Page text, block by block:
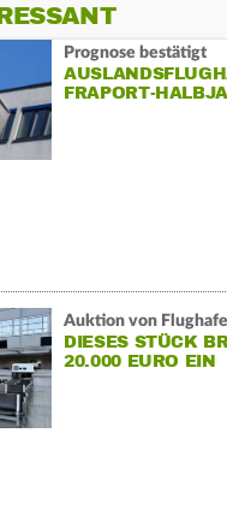
Prognose bestätigt
FRAPORT-
Auktion von
DIESES STÜCK
20.000 EURO EIN